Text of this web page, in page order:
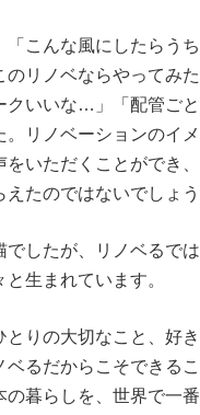
「こんな風にしたらう
のリノベならやってみ
クいいな…」「配管ご
。リノベーションのイ
をいただくことができ
たのではないでしょう
でしたが、リノベるで
と生まれています。
とりの大切なこと、好
ベるだからこそできる
の暮らしを、世界で一